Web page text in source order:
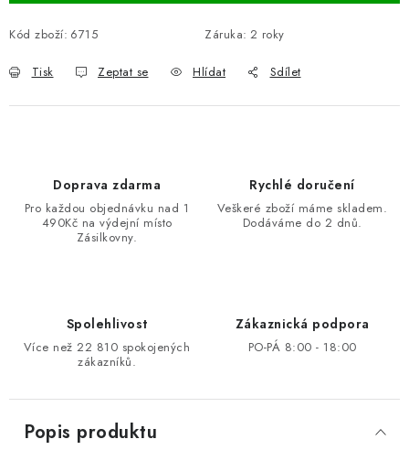
Kód zboží: 6715 Záruka: 2 roky
Tisk Zeptat se Hlídat Sdílet
Doprava zdarma
Pro každou objednávku nad 1
490Kč na výdejní místo
Zásilkovny.
Rychlé doručení
Veškeré zboží máme skladem.
Dodáváme do 2 dnů.
Spolehlivost
Více než 22 810 spokojených
zákazníků.
Zákaznická podpora
PO-PÁ 8:00 - 18:00
Popis produktu